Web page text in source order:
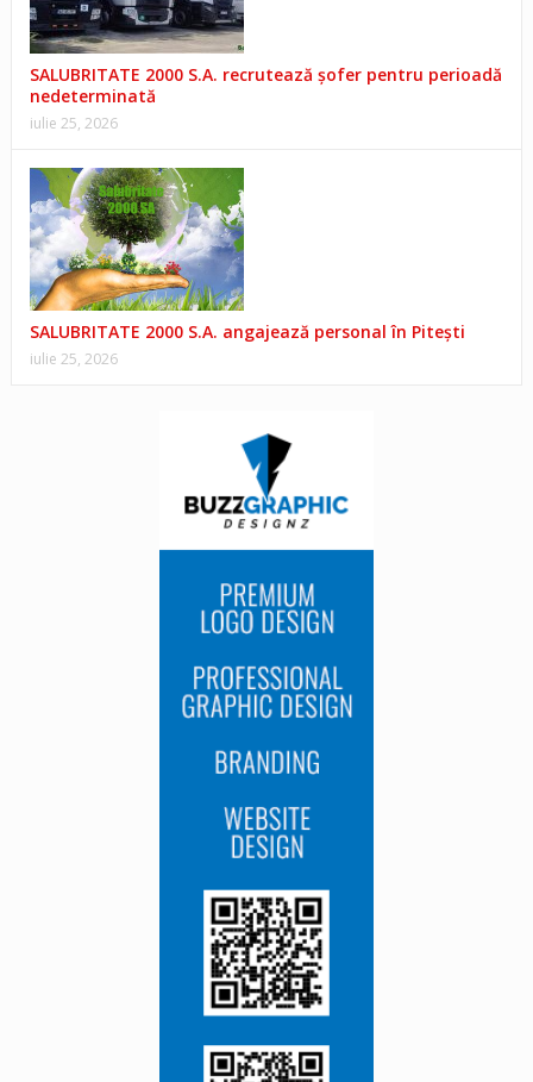
SALUBRITATE 2000 S.A. recrutează șofer pentru perioadă
nedeterminată
iulie 25, 2026
SALUBRITATE 2000 S.A. angajează personal în Pitești
iulie 25, 2026